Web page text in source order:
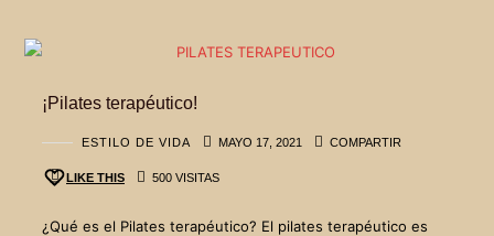
¡Pilates terapéutico!
ESTILO DE VIDA MAYO 17, 2021 COMPARTIR
LIKE THIS 500 VISITAS
¿Qué es el Pilates terapéutico? El pilates terapéutico es